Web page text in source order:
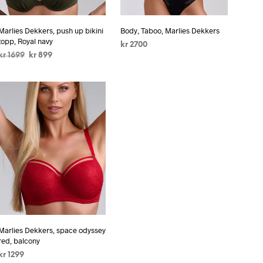
Dekkers, push up bikini
Royal navy
1699 kr899
Body, Taboo, Marlies Dekkers
kr2700
Dekkers, space odyssey
balcony
kr1299